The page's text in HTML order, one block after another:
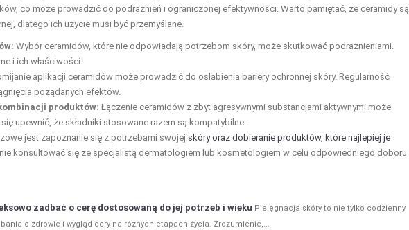
co może prowadzić do podrażnień i ograniczonej efektywności. Warto pamiętać, że ceramidy są
dlatego ich użycie musi być przemyślane.
Wybór ceramidów, które nie odpowiadają potrzebom skóry, może skutkować podrażnieniami.
i ich właściwości.
aplikacji ceramidów może prowadzić do osłabienia bariery ochronnej skóry. Regularność
pożądanych efektów.
produktów: Łączenie ceramidów z zbyt agresywnymi substancjami aktywnymi może
upewnić, że składniki stosowane razem są kompatybilne.
jest zapoznanie się z potrzebami swojej skóry oraz dobieranie produktów, które najlepiej je
konsultować się ze specjalistą dermatologiem lub kosmetologiem w celu odpowiedniego doboru
zadbać o cerę dostosowaną do jej potrzeb i wieku Pielęgnacja skóry to nie tylko codzienny
o zdrowie i wygląd cery na różnych etapach życia. Zrozumienie,...